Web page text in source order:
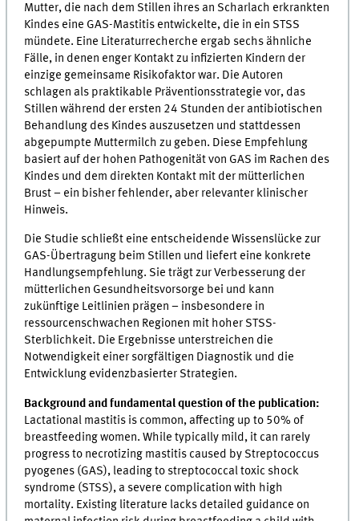
Mutter, die nach dem Stillen ihres an Scharlach erkrankten
Kindes eine GAS-Mastitis entwickelte, die in ein STSS
mündete. Eine Literaturrecherche ergab sechs ähnliche
Fälle, in denen enger Kontakt zu infizierten Kindern der
einzige gemeinsame Risikofaktor war. Die Autoren
schlagen als praktikable Präventionsstrategie vor, das
Stillen während der ersten 24 Stunden der antibiotischen
Behandlung des Kindes auszusetzen und stattdessen
abgepumpte Muttermilch zu geben. Diese Empfehlung
basiert auf der hohen Pathogenität von GAS im Rachen des
Kindes und dem direkten Kontakt mit der mütterlichen
Brust – ein bisher fehlender, aber relevanter klinischer
Hinweis.
Die Studie schließt eine entscheidende Wissenslücke zur
GAS-Übertragung beim Stillen und liefert eine konkrete
Handlungsempfehlung. Sie trägt zur Verbesserung der
mütterlichen Gesundheitsvorsorge bei und kann
zukünftige Leitlinien prägen – insbesondere in
ressourcenschwachen Regionen mit hoher STSS-
Sterblichkeit. Die Ergebnisse unterstreichen die
Notwendigkeit einer sorgfältigen Diagnostik und die
Entwicklung evidenzbasierter Strategien.
Background and fundamental question of the publication:
Lactational mastitis is common, affecting up to 50% of
breastfeeding women. While typically mild, it can rarely
progress to necrotizing mastitis caused by Streptococcus
pyogenes (GAS), leading to streptococcal toxic shock
syndrome (STSS), a severe complication with high
mortality. Existing literature lacks detailed guidance on